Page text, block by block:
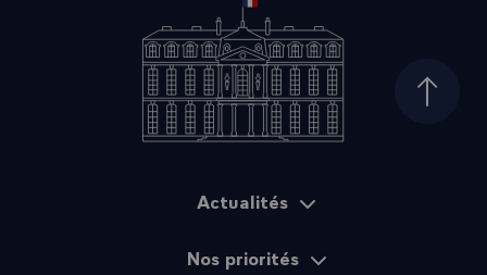
Haut
Actualités
Nos priorités